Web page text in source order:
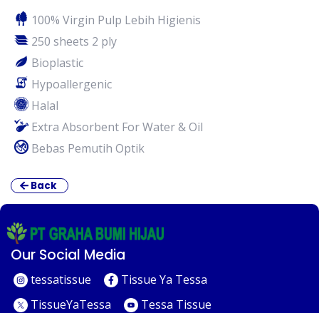
100% Virgin Pulp Lebih Higienis
250 sheets 2 ply
Bioplastic
Hypoallergenic
Halal
Extra Absorbent For Water & Oil
Bebas Pemutih Optik
Back
Our Social Media
tessatissue
Tissue Ya Tessa
TissueYaTessa
Tessa Tissue